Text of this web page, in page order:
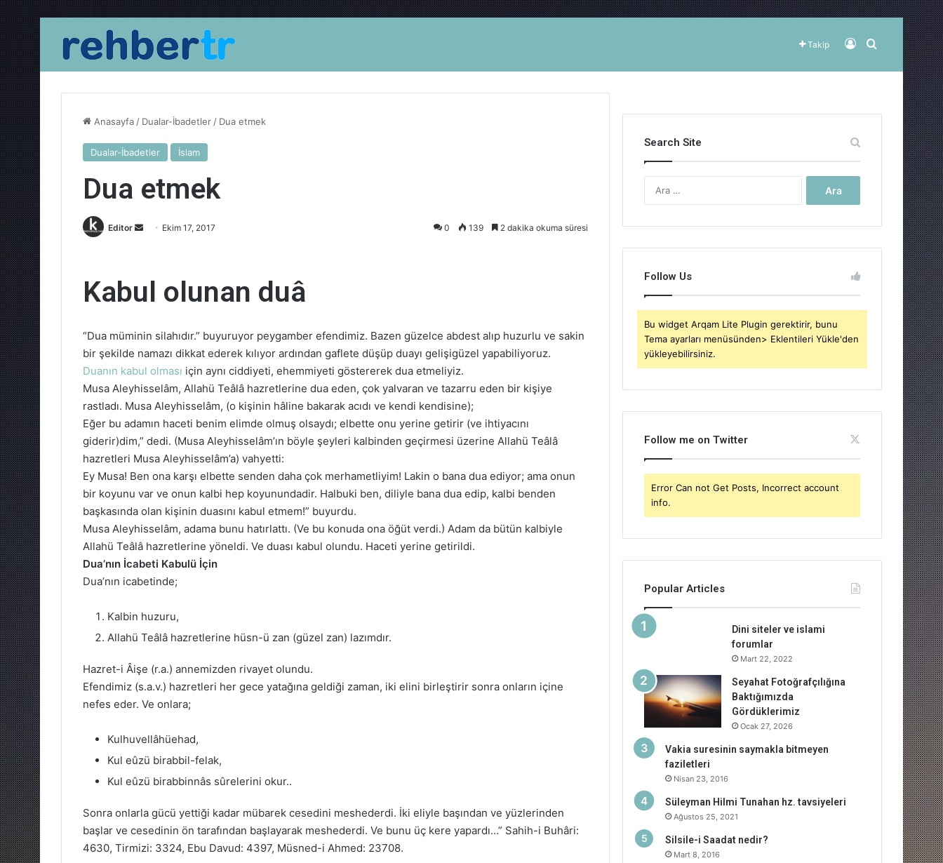
Takip Kayıt OlArama yap
Anasayfa / Dualar-İbadetler / Dua etmek
Dualar-İbadetler İslam
Dua etmek
Editor
Bir
Ekim 17, 2017 0 139 2 dakika okuma süresi
Kabul olunan duâ
“Dua müminin silahıdır.” buyuruyor peygamber efendimiz. Bazen güzelce abdest alıp huzurlu ve sakin
bir şekilde namazı dikkat ederek kılıyor ardından gaflete düşüp duayı gelişigüzel yapabiliyoruz.
Duanın kabul olması için aynı ciddiyeti, ehemmiyeti göstererek dua etmeliyiz.
Musa Aleyhisselâm, Allahü Teâlâ hazretlerine dua eden, çok yalvaran ve tazarru eden bir kişiye
rastladı. Musa Aleyhisselâm, (o kişinin hâline bakarak acıdı ve kendi kendisine);
Eğer bu adamın haceti benim elimde olmuş olsaydı; elbette onu yerine getirir (ve ihtiyacını
giderir)dim,” dedi. (Musa Aleyhisselâm’ın böyle şeyleri kalbinden geçirmesi üzerine Allahü Teâlâ
hazretleri Musa Aleyhisselâm’a) vahyetti:
Ey Musa! Ben ona karşı elbette senden daha çok merhametliyim! Lakin o bana dua ediyor; ama onun
bir koyunu var ve onun kalbi hep koyunundadir. Halbuki ben, diliyle bana dua edip, kalbi benden
başkasında olan kişinin duasını kabul etmem!” buyurdu.
Musa Aleyhisselâm, adama bunu hatırlattı. (Ve bu konuda ona öğüt verdi.) Adam da bütün kalbiyle
Allahü Teâlâ hazretlerine yöneldi. Ve duası kabul olundu. Haceti yerine getirildi.
Dua’nın İcabeti Kabulü İçin
Dua’nın icabetinde;
Kalbin huzuru,
Allahü Teâlâ hazretlerine hüsn-ü zan (güzel zan) lazımdır.
Hazret-i Âişe (r.a.) annemizden rivayet olundu.
Efendimiz (s.a.v.) hazretleri her gece yatağına geldiği zaman, iki elini birleştirir sonra onların içine
nefes eder. Ve onlara;
Kulhuvellâhüehad,
Kul eûzü birabbil-felak,
Kul eûzü birabbinnâs sûrelerini okur..
Sonra onlarla gücü yettiği kadar mübarek cesedini meshederdi. İki eliyle başından ve yüzlerinden
başlar ve cesedinin ön tarafından başlayarak meshederdi. Ve bunu üç kere yapardı…” Sahih-i Buhâri:
4630, Tirmizi: 3324, Ebu Davud: 4397, Müsned-i Ahmed: 23708.
Search Site
Follow Us
Bu widget Arqam Lite Plugin gerektirir, bunu
Tema ayarları menüsünden> Eklentileri Yükle'den
yükleyebilirsiniz.
Follow me on Twitter
Error Can not Get Posts, Incorrect account
info.
Popular Articles
Dini siteler ve islami
forumlar
Mart 22, 2022
Seyahat Fotoğrafçılığına
Baktığımızda
Gördüklerimiz
Ocak 27, 2026
Vakia suresinin saymakla bitmeyen
faziletleri
Nisan 23, 2016
Süleyman Hilmi Tunahan hz. tavsiyeleri
Ağustos 25, 2021
Silsile-i Saadat nedir?
Mart 8, 2016